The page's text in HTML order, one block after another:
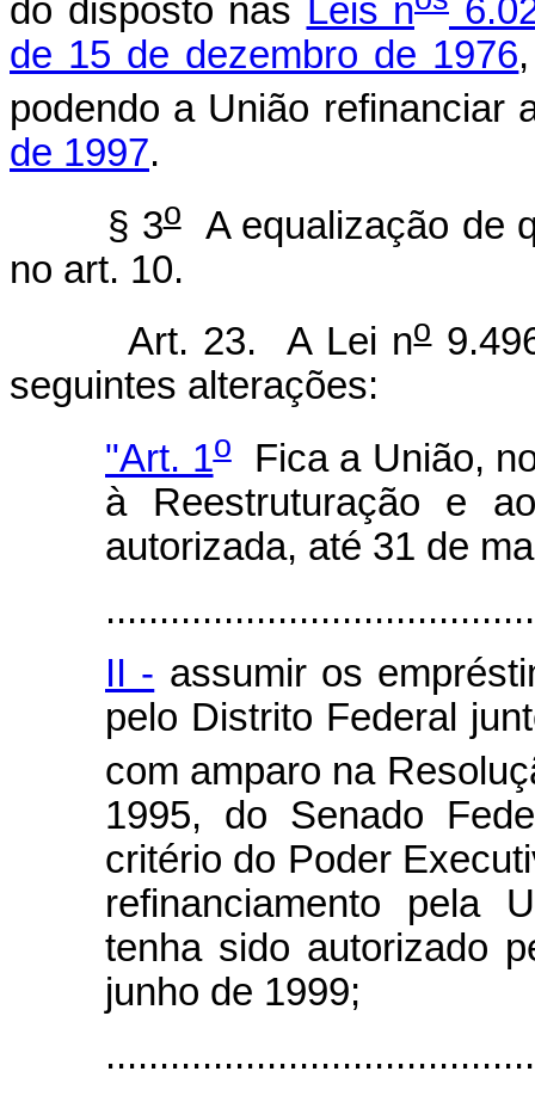
do disposto nas Leis n
de 15 de dezembro de 1976
podendo a União
de 1997.
§ 3oA equalização de
no art. 10.
Art. 23. A Lei no
seguintes alterações:
"Art. 1oFica a União,
à Reestruturação e
autorizada, até 31 de
II - assumir os
pelo Distrito Federal
com amparo na
1995, do Senado
critério do Poder
refinanciamento pela
tenha sido autorizado
junho de 1999;